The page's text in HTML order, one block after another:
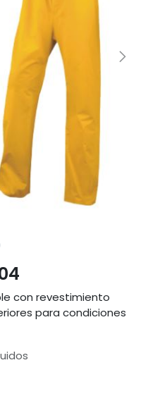
con revestimiento
para condiciones